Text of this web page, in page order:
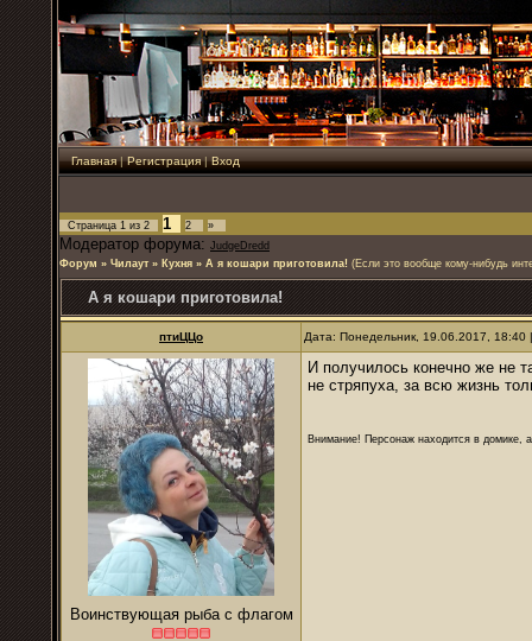
Главная|Регистрация|Вход
Страница 1 из 2 1 2 »
Модератор форума: JudgeDredd
Форум » Чилаут » Кухня » А я кошари приготовила! (Если это вообще кому-нибудь
А я кошари приготовила!
птиЦЦо Дата: Понедельник, 19.06.2017,
Воинствующая рыба с флагом
И получилось конечно же не
не стряпуха, за всю жизнь
Внимание! Персонаж находится в домике,